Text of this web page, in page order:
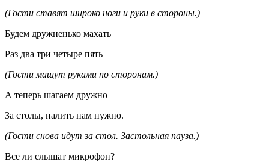
(Гости ставят широко ноги и руки в стороны.)
Будем дружненько махать
Раз два три четыре пять
(Гости машут руками по сторонам.)
А теперь шагаем дружно
За столы, налить нам нужно.
(Гости снова идут за стол. Застольная пауза.)
Все ли слышат микрофон?